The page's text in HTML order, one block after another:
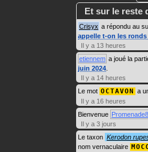
Et sur le reste
Crisyx a répondu au
appelle t-on les ronds
Il y a 13 heures
etiennem a joué la
juin 2024
Il y a 14 heures
Le mot OCTAVON a
Il y a 16 heures
Bienvenue
Il y a 3 jours
Le taxon Kerodon
nom vernaculaire